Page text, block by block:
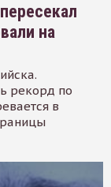
на
рекорд по
в